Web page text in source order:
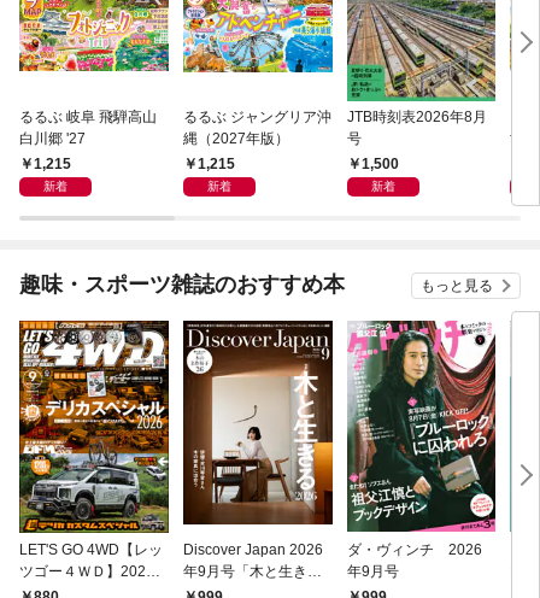
るるぶ 岐阜 飛騨高山
白川郷 '27
1,215
新着
るるぶ ジャングリア沖
縄（2027年版）
1,215
新着
JTB時刻表2026年8月
号
1,500
新着
世
趣味・スポーツ雑誌のおすすめ本 もっと見る
LET'S GO 4WD【レッ
ツゴー４ＷＤ】2026
年09月号
Discover Japan 2026
年9月号「木と生きる
2026（表紙：古川琴
ダ・ヴィンチ 2026
年9月号